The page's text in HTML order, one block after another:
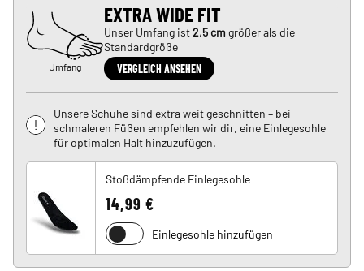
Umfang
EXTRA WIDE FIT
Unser Umfang ist2,5 cmgrößer als die
Standardgröße
VERGLEICH ANSEHEN
Unsere Schuhe sind extra weit geschnitten – bei
schmaleren Füßen empfehlen wir dir, eine Einlegesohle
für optimalen Halt hinzuzufügen.
Stoßdämpfende Einlegesohle
14,99 €
Einlegesohle hinzufügen